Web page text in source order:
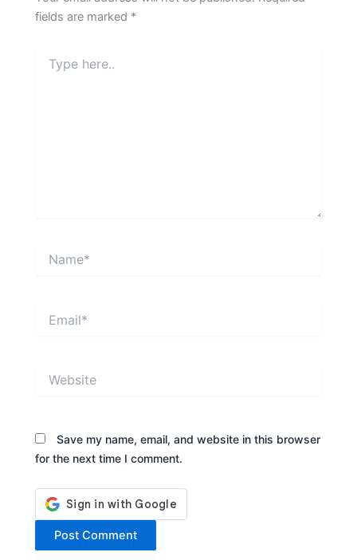
fields are marked *
here..
Save my name, email, and website in this browser
for the next time I comment.